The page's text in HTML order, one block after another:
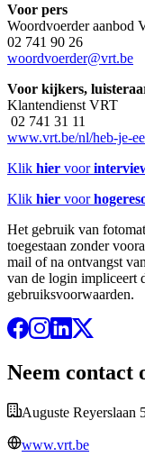
Voor pers
Woordvoerder aanbod
02 741 90 26
woordvoerder@vrt.be
Voor kijkers,
Klantendienst VRT
02 741 31 11
www.vrt.be/nl/heb-je-
Klik hier voor
Klik hier voor
Het gebruik van
toegestaan zonder
mail of na ontvangst
van de login impliceert
gebruiksvoorwaarden.
Neem contact
Auguste Reyerslaan
www.vrt.be